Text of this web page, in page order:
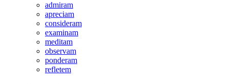
admiram
apreciam
consideram
examinam
meditam
observam
ponderam
refletem